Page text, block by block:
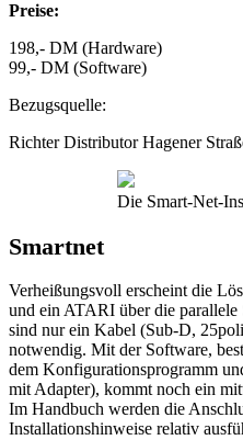
Preise:
198,- DM (Hardware)
99,- DM (Software)
Bezugsquelle:
Richter Distributor Hagener
Die Smart-Net-
Smartnet
Verheißungsvoll erscheint die
und ein ATARI über die
sind nur ein Kabel (Sub-D,
notwendig. Mit der Software,
dem Konfigurationsprogramm
mit Adapter), kommt noch ein
Im Handbuch werden die
Installationshinweise relativ